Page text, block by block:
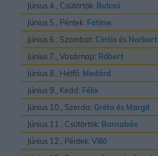
Június 4., Csütörtök: Bulcsú
Június 5., Péntek: Fatime
Június 6., Szombat: Cintia és Norbert
Június 7., Vasárnap: Róbert
Június 8., Hétfő: Medárd
Június 9., Kedd: Félix
Június 10., Szerda: Gréta és Margit
Június 11., Csütörtök: Barnabás
Június 12., Péntek: Villõ